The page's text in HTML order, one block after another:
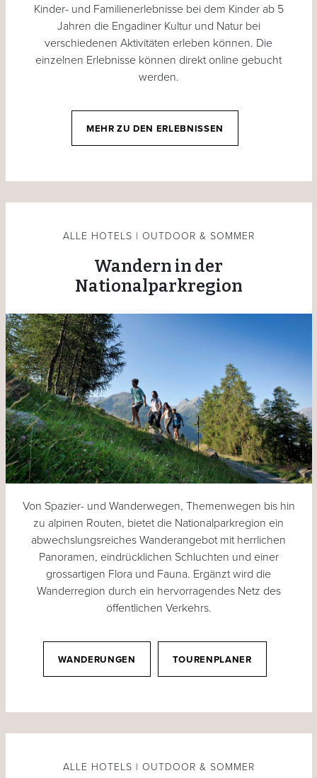
Kinder- und Familienerlebnisse bei dem Kinder ab 5
Jahren die Engadiner Kultur und Natur bei
verschiedenen Aktivitäten erleben können. Die
einzelnen Erlebnisse können direkt online gebucht
werden.
MEHR ZU DEN ERLEBNISSEN
ALLE HOTELS | OUTDOOR & SOMMER
Wandern in der
Nationalparkregion
Von Spazier- und Wanderwegen, Themenwegen bis hin
zu alpinen Routen, bietet die Nationalparkregion ein
abwechslungsreiches Wanderangebot mit herrlichen
Panoramen, eindrücklichen Schluchten und einer
grossartigen Flora und Fauna. Ergänzt wird die
Wanderregion durch ein hervorragendes Netz des
öffentlichen Verkehrs.
WANDERUNGEN TOURENPLANER
ALLE HOTELS | OUTDOOR & SOMMER